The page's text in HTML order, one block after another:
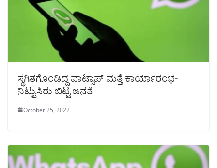
ಸ್ಥಗಿತಗೊಂಡಿದ್ದ ವಾಟ್ಸಾಪ್ ಮತ್ತೆ ಕಾರ್ಯಾರಂಭ-
ನಿಟ್ಟುಸಿರು ಬಿಟ್ಟ ಜನತೆ
October 25, 2022